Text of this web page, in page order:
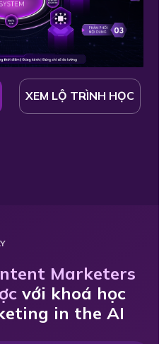
XEM LỘ TRÌNH HỌC
Marketers
với khoá học
in the AI